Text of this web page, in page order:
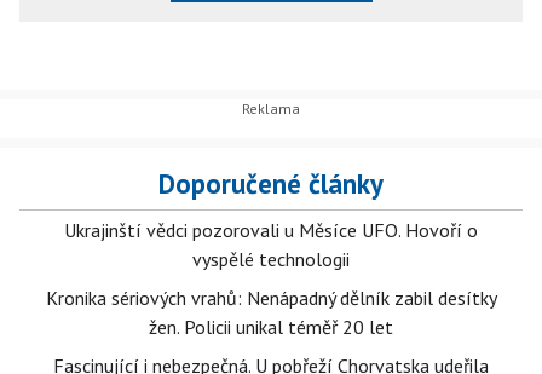
Doporučené články
Ukrajinští vědci pozorovali u Měsíce UFO. Hovoří o
vyspělé technologii
Kronika sériových vrahů: Nenápadný dělník zabil desítky
žen. Policii unikal téměř 20 let
Fascinující i nebezpečná. U pobřeží Chorvatska udeřila